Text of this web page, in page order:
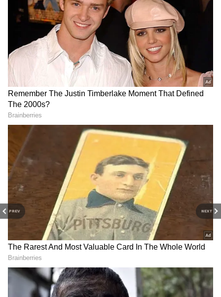
PREV NEXT
మ్యాచ్‌ల్లో కేవలం 195 పరుగులు మాత్రమే చేశాడు, సగటు
కేవలం 19.52 మాత్రమే ఉంది. ప్రపంచకప్‌లో కూడా
అమెరికాపై చేసిన ఇన్నింగ్స్ మినహా పెద్దగా రాణించలేదు. ఈ
నేపథ్యంలో కెప్టెన్సీ భారాన్ని వేరే ఎవరికైనా అప్పగించాలని
బీసీసీఐ భావిస్తోంది.
Related Articles
5 Most Dangerous Batsmen: క్రికెట్ హిస్టరీలో
మోస్ట్ డేంజరస్ బ్యాటర్లు వీరే.. క్రీజులోకి వస్తే బౌలర్లకు
వణుకే!
World Coldest Places: ప్రపంచంలోనే అత్యంత
చల్లని ప్లేసెస్ ఇవే! ఇక్కడ ఎలా బతుకుతున్నారో తెలిస్తే
షాక్ అవుతారు !
3
6
Image Credit :Getty